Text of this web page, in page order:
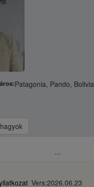
Patagonia, Pando, Bolivia
...
Vers:2026.06.23